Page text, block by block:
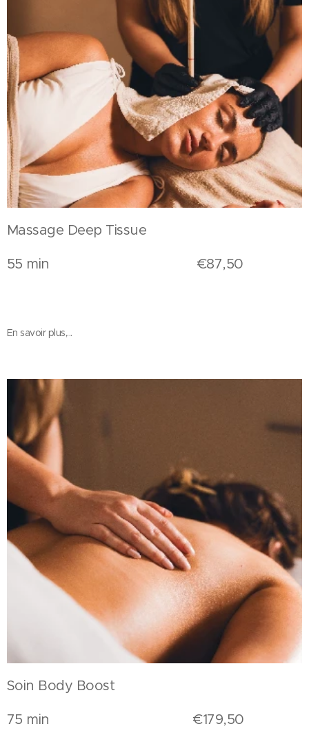
Massage Deep Tissue
55 min €87,50
En savoir plus,...
Soin Body Boost
75 min €179,50